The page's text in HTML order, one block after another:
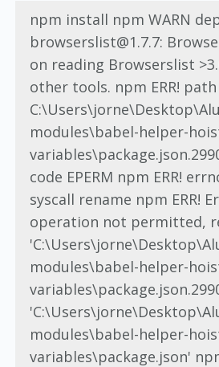
npm install npm WARN
browserslist@1.7.7:
on reading Browserslist
other tools. npm ERR! path
modules\babel-helper-
code EPERM npm ERR!
syscall rename npm ERR!
operation not permitted,
modules\babel-helper-
modules\babel-helper-
variables\package.json'